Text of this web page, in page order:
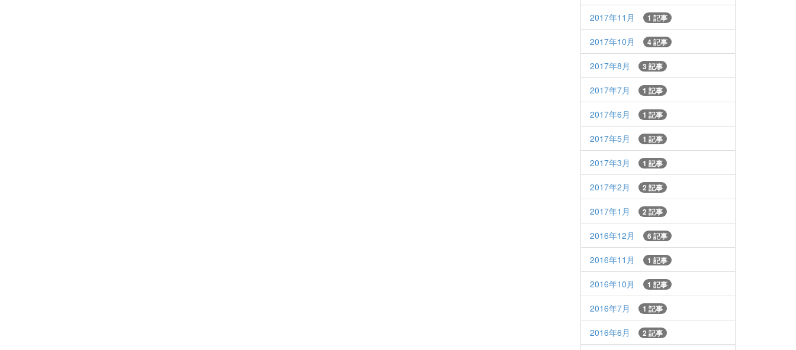
2017年11月 1 記事
2017年10月 4 記事
2017年8月 3 記事
2017年7月 1 記事
2017年6月 1 記事
2017年5月 1 記事
2017年3月 1 記事
2017年2月 2 記事
2017年1月 2 記事
2016年12月 6 記事
2016年11月 1 記事
2016年10月 1 記事
2016年7月 1 記事
2016年6月 2 記事